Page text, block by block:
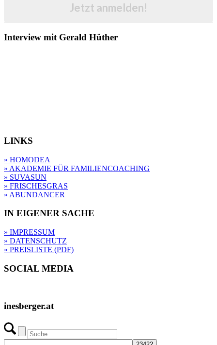
Jetzt anmelden!
Interview mit Gerald Hüther
LINKS
» HOMODEA
» AKADEMIE FÜR FAMILIENCOACHING
» SUVASUN
» FRISCHESGRAS
» ABUNDANCER
IN EIGENER SACHE
» IMPRESSUM
» DATENSCHUTZ
» PREISLISTE (PDF)
SOCIAL MEDIA
inesberger.at